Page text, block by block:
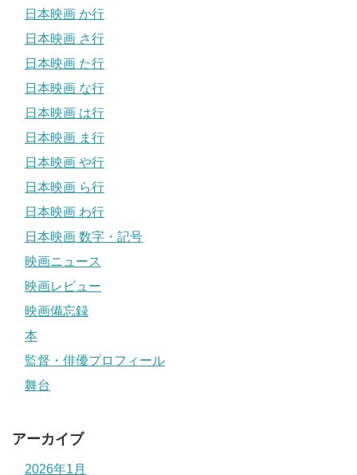
日本映画 か行
日本映画 さ行
日本映画 た行
日本映画 な行
日本映画 は行
日本映画 ま行
日本映画 や行
日本映画 ら行
日本映画 わ行
日本映画 数字・記号
映画ニュース
映画レビュー
映画備忘録
本
監督・俳優プロフィール
舞台
アーカイブ
2026年1月